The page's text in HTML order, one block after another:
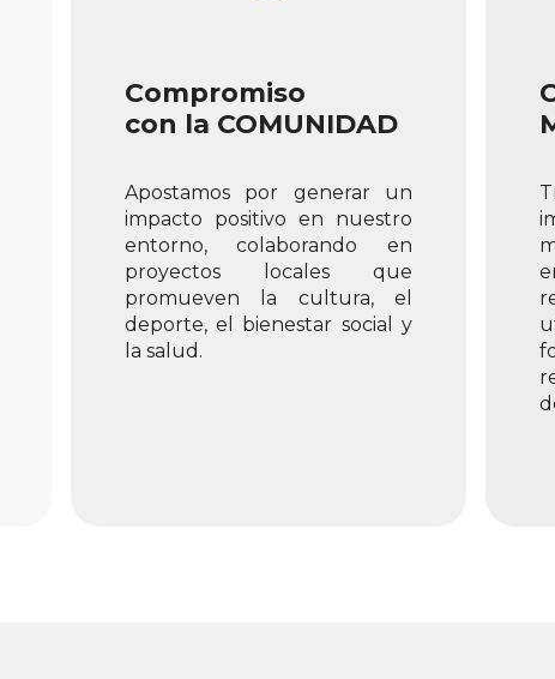
Compromiso
con la COMUNIDAD
Apostamos por generar un
impacto positivo en nuestro
entorno, colaborando en
proyectos locales que
promueven la cultura, el
deporte, el bienestar social y
la salud.